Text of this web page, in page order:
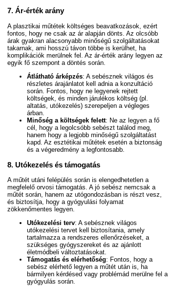
7. Ár-érték arány
A plasztikai műtétek költséges beavatkozások, ezért
fontos, hogy ne csak az ár alapján dönts. Az olcsóbb
árak gyakran alacsonyabb minőségű szolgáltatásokat
takarnak, ami hosszú távon többe is kerülhet, ha
komplikációk merülnek fel. Az ár-érték arány legyen az
egyik fő szempont a döntés során.
Átlátható árképzés: A sebésznek világos és
részletes árajánlatot kell adnia a konzultáció
során. Fontos, hogy ne legyenek rejtett
költségek, és minden járulékos költség (pl.
altatás, utókezelés) szerepeljen a végleges
árban.
Minőség a költségek felett: Ne az legyen a fő
cél, hogy a legolcsóbb sebészt találod meg,
hanem hogy a legjobb minőségű szolgáltatást
kapd. Az esztétikai műtétek esetén a biztonság
és a végeredmény a legfontosabb.
8. Utókezelés és támogatás
A műtét utáni felépülés során is elengedhetetlen a
megfelelő orvosi támogatás. A jó sebész nemcsak a
műtét során, hanem az utógondozásban is részt vesz,
és biztosítja, hogy a gyógyulási folyamat
zökkenőmentes legyen.
Utókezelési terv: A sebésznek világos
utókezelési tervet kell biztosítania, amely
tartalmazza a rendszeres ellenőrzéseket, a
szükséges gyógyszereket és az ajánlott
életmódbeli változtatásokat.
Támogatás és elérhetőség: Fontos, hogy a
sebész elérhető legyen a műtét után is, ha
bármilyen kérdésed vagy problémád merülne fel a
gyógyulás során.